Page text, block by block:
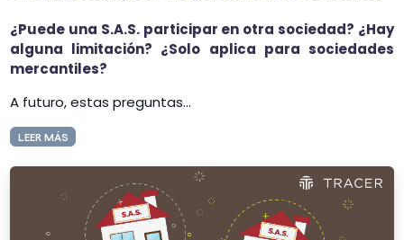
¿Puede una S.A.S. participar en otra sociedad? ¿Hay
alguna limitación? ¿Solo aplica para sociedades
mercantiles?
A futuro, estas preguntas...
LEER MÁS